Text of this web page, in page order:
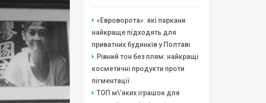
«Евроворота»: які паркани
найкраще підходять для
приватних будинків у Полтаві
Рівний тон без плям: найкращі
косметичні продукти проти
пігментації
ТОП м\’яких іграшок для